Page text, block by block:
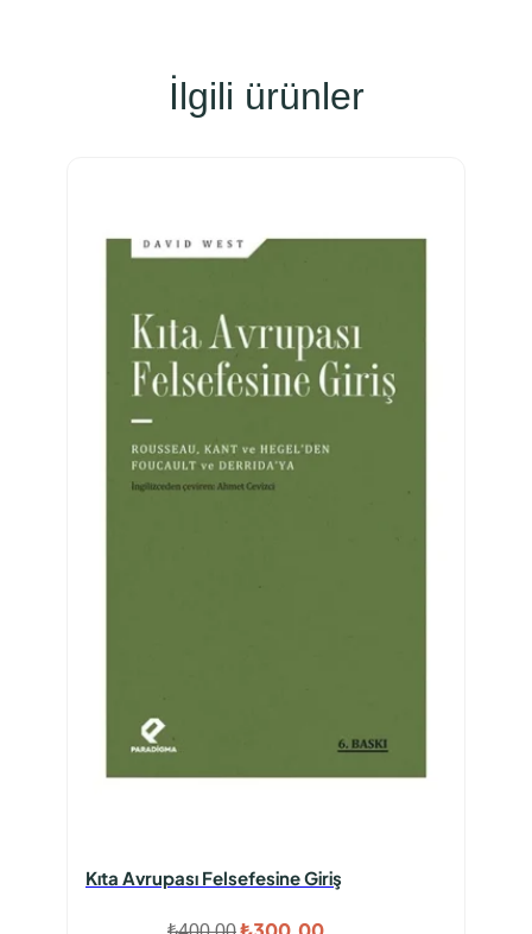
İlgili ürünler
Kıta Avrupası Felsefesine Giriş
Orijinal Şu